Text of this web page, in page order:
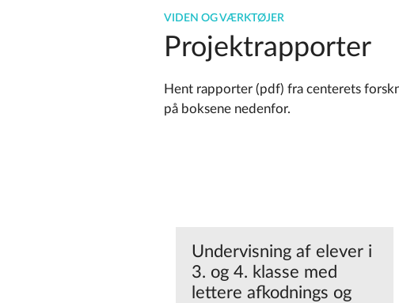
VIDEN OG VÆRKTØJER
Projektrapporter
Hent rapporter (pdf) fra centerets
på boksene nedenfor.
Undervisning af elever i
3. og 4. klasse med
lettere afkodnings og